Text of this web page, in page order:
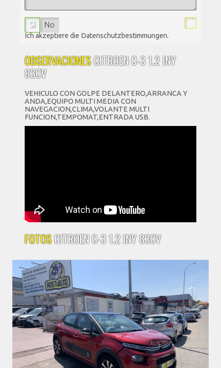
Sí No
Ich akzeptiere die Datenschutzbestimmungen.
OBSERVACIONESCITROEN C-3 1.2 INY
83CV
VEHICULO CON GOLPE DELANTERO,ARRANCA Y
ANDA,EQUIPO MULTI MEDIA CON
NAVEGACION,CLIMA,VOLANTE MULTI
FUNCION,TEMPOMAT,ENTRADA USB.
FOTOSCITROEN C-3 1.2 INY 83CV